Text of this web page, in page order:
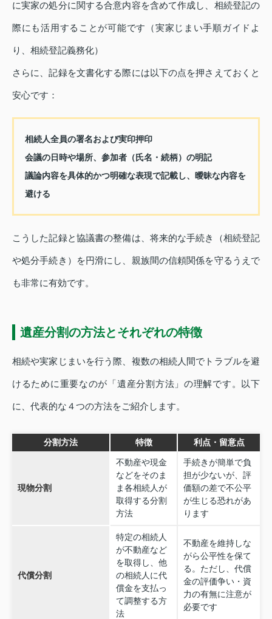
に実家の処分に関する合意内容を含めて作成し、相続登記の
際にも活用することが可能です（実家じまい手順ガイドよ
り、相続登記義務化）
さらに、記録を文書化する際には以下の点を押さえておくと
安心です：
相続人全員の署名および実印押印
会議の日時や場所、参加者（氏名・続柄）の明記
議論内容を具体的かつ明確な表現で記載し、曖昧な内容を
避ける
こうした記録と協議書の整備は、将来的な手続き（相続登記
や処分手続き）を円滑にし、親族間の信頼関係を守るうえで
も非常に有効です。
遺産分割の方法とそれぞれの特徴
相続や実家じまいを行う際、複数の相続人間でトラブルを避
けるために重要なのが「遺産分割方法」の理解です。以下
に、代表的な４つの方法をご紹介します。
分割方法 特徴 利点・留意点
現物分割
不動産や現金
などをそのま
ま各相続人が
取得する分割
方法
手続きが簡単で負
担が少ないが、評
価額の差で不公平
が生じる恐れがあ
ります
代償分割
特定の相続人
が不動産など
を取得し、他
の相続人に代
償金を支払っ
て調整する方
法
不動産を維持しな
がら公平性を保て
る。ただし、代償
金の評価争い・資
力の有無に注意が
必要です